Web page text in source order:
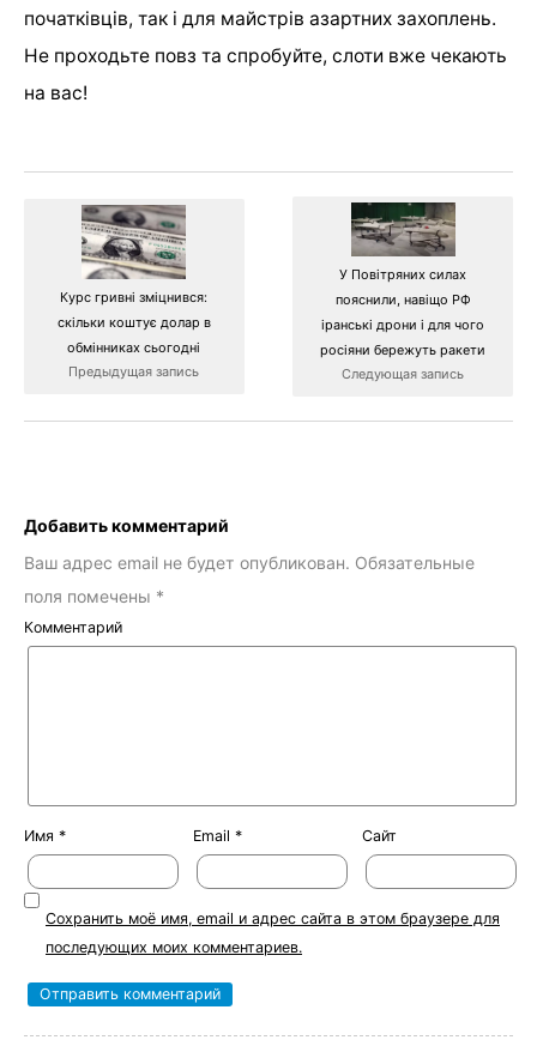
початківців, так і для майстрів азартних захоплень.
Не проходьте повз та спробуйте, слоти вже чекають
на вас!
Курс гривні зміцнився:
скільки коштує долар в
обмінниках сьогодні
Предыдущая запись
У Повітряних силах
пояснили, навіщо РФ
іранські дрони і для чого
росіяни бережуть ракети
Следующая запись
Добавить комментарий
Ваш адрес email не будет опубликован. Обязательные
поля помечены *
Комментарий
Имя * Email * Сайт
Сохранить моё имя, email и адрес сайта в этом браузере для
последующих моих комментариев.